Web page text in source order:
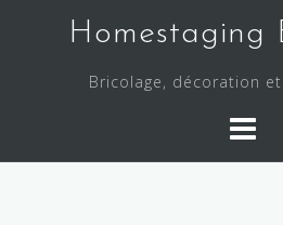
Homestaging
Bricolage, décoration